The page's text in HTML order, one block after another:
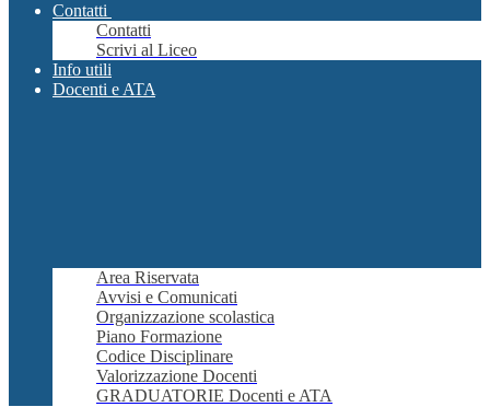
Contatti
Contatti
Scrivi al Liceo
Info utili
Docenti e ATA
Area Riservata
Avvisi e Comunicati
Organizzazione scolastica
Piano Formazione
Codice Disciplinare
Valorizzazione Docenti
GRADUATORIE Docenti e ATA